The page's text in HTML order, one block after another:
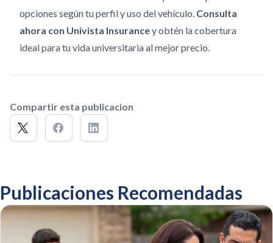
opciones según tu perfil y uso del vehículo. Consulta
ahora con Univista Insurancey obtén la cobertura
ideal para tu vida universitaria al mejor precio.
Compartir esta publicacion
Publicaciones Recomendadas